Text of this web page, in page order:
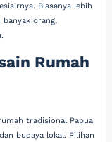
Biasanya lebih
orang,
Rumah
tradisional Papua
budaya lokal. Pilihan